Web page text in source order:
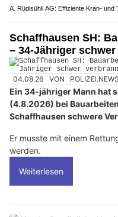
A. Rüdisühli AG: Effiziente Kran- und
Schaffhausen SH:
– 34-Jähriger
04.08.26 VON
Ein 34-jähriger Mann hat
(4.8.2026) bei
Schaffhausen schwere
Er musste mit einem
werden.
Weiterlesen